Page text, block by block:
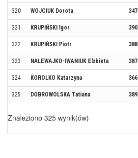
320 WOJCIUK Dorota 347
321 KRUPIŃSKI Igor 390
322 KRUPIŃSKI Piotr 388
323 NALEWAJKO-IWANIUK Elżbieta 387
324 KOROLKO Katarzyna 366
325 DOBROWOLSKA Tatiana 389
Znaleziono 325 wynik(ów)